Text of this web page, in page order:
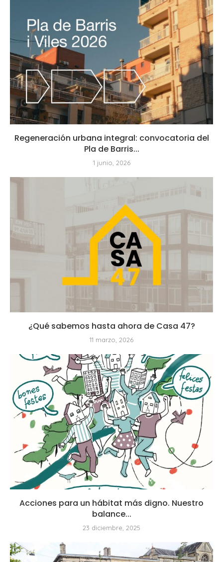
Regeneración urbana integral: convocatoria del
Pla de Barris...
1 junio, 2026
¿Qué sabemos hasta ahora de Casa 47?
11 marzo, 2026
Acciones para un hábitat más digno. Nuestro
balance...
23 diciembre, 2025